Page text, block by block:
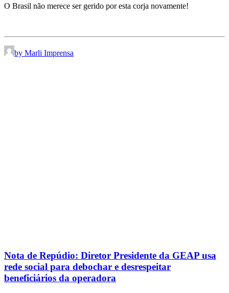
O Brasil não merece ser gerido por esta corja novamente!
by Marli Imprensa
Nota de Repúdio: Diretor Presidente da GEAP usa
rede social para debochar e desrespeitar
beneficiários da operadora